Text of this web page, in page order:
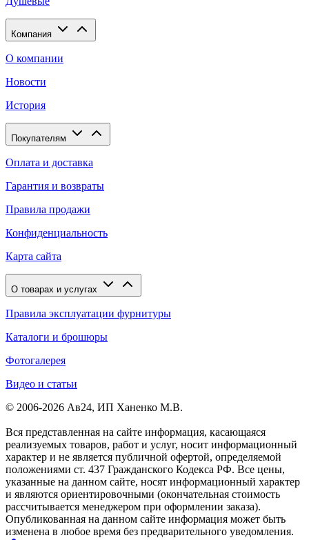
Компания
О компании
Новости
История
Покупателям
Оплата и доставка
Гарантия и возвраты
Правила продажи
Конфиденциальность
Карта сайта
О товарах и услугах
Правила эксплуатации фурнитуры
Каталоги и брошюры
Фотогалерея
Видео и статьи
© 2006-2026 Ав24, ИП Ханенко М.В.
Вся представленная на сайте информация, касающаяся
реализуемых товаров, работ и услуг, носит информационный
характер и не является публичной офертой, определяемой
положениями ст. 437 Гражданского Кодекса РФ. Все цены,
указанные на данном сайте, носят информационный характер
и являются ориентировочными (окончательная стоимость
рассчитывается менеджером при оформлении заказа).
Опубликованная на данном сайте информация может быть
изменена в любое время без предварительного уведомления.